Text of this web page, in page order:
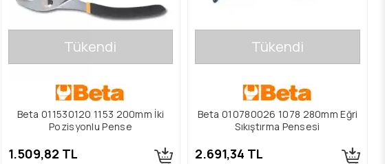
Tükendi
Beta 011530120 1153 200mm İki
Pozisyonlu Pense
1.509,82 TL
Tükendi
Beta 010780026 1078 280mm Eğri
Sıkıştırma Pensesi
2.691,34 TL